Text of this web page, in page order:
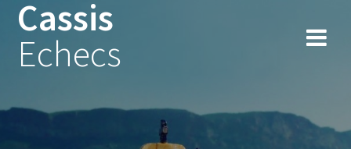
Cassis
Echecs